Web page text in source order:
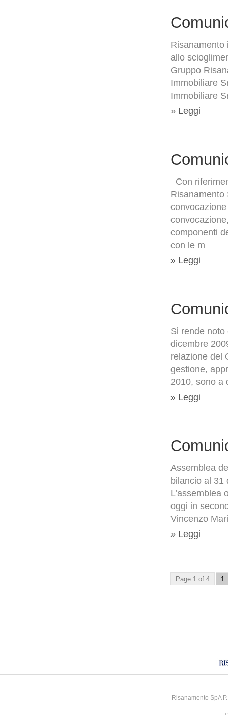
Risanamento
allo
Gruppo
Immobiliare
Immobiliare
» Leggi
Con
Risanamento
componenti
con le m
» Leggi
Si rende
dicembre
relazione del
gestione,
2010, sono a
» Leggi
Assemblea
bilancio al 31
L’assemblea
oggi in
Vincenzo
» Leggi
Page 1 of 4 1
Risanamento SpA